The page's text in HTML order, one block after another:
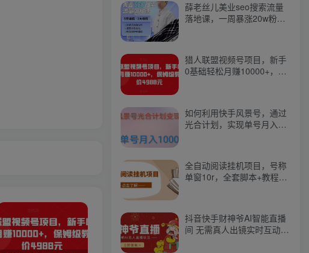
薛老丝儿美业seo搜索流量
落地课，一周暴涨20w粉
猎人联盟视频号项目，新手
0基础轻松月赚10000+，保
如何利用快手风景号，通过
光合计划，实现单号月入
全自动阅读挂机项目，号称
单窗10r，全套脚本+教程，
抖音快手财神爷AI智能直播
间 无需真人出镜实时互动